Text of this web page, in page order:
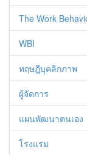
The Work
WBI
ทฤษฎีบุคลิกภาพ
ผู้จัดการ
แผนพัฒนาตนเอง
โรงแรม